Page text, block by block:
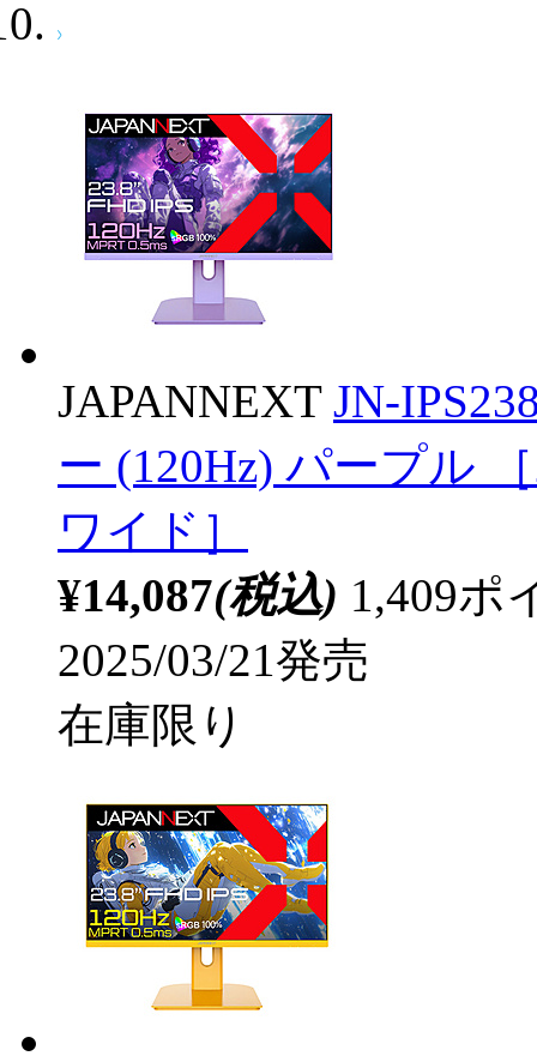
JAPANNEXT JN-
ー (120Hz) パープル
ワイド］
¥14,087(税込) 1,409ポ
2025/03/21発売
在庫限り